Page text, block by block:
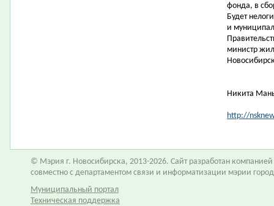
фонда, в
Будет
и
министр
Никита
http://
© Мэрия г. Новосибирска, 2013-2026. Сайт разработан компанией
совместно с департаментом связи и информатизации мэрии
Муниципальный портал
Техническая поддержка